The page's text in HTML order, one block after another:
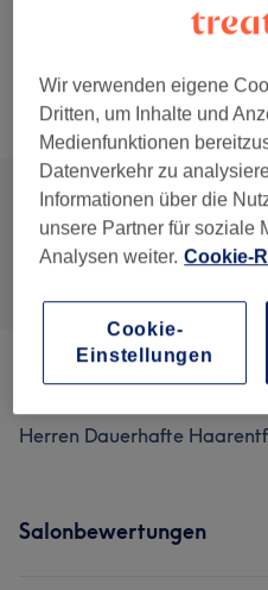
5 weitere passende
Nicht gefunden wonach du
Alle Services
Alle
Frauen Dauerhafte
Herren Dauerhafte
Salonbewertungen
Wir verwenden eigene
Dritten, um Inhalte und
Medienfunktionen
Datenverkehr zu
Informationen über die
unsere Partner für soziale
Analysen weiter. Cookie-
Cookie-
Einstellungen